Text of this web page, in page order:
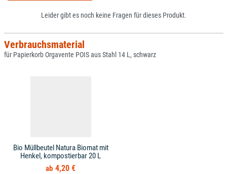
Leider gibt es noch keine Fragen für dieses Produkt.
Verbrauchsmaterial
für Papierkorb Orgavente POIS aus Stahl 14 L, schwarz
Bio Müllbeutel Natura Biomat mit
Henkel, kompostierbar 20 L
4,20 €